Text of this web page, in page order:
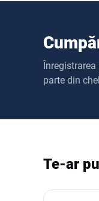
parte din
Te-ar